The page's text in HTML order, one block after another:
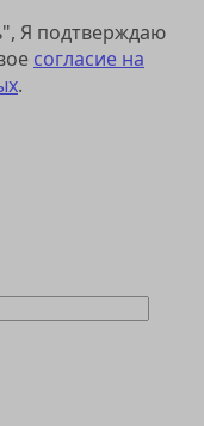
Я подтверждаю
согласие на
.